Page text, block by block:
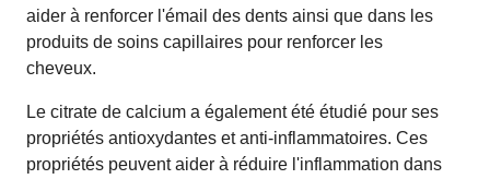
aider à renforcer l'émail des dents ainsi que dans les
produits de soins capillaires pour renforcer les
cheveux.
Le citrate de calcium a également été étudié pour ses
propriétés antioxydantes et anti-inflammatoires. Ces
propriétés peuvent aider à réduire l'inflammation dans